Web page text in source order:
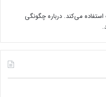
می‌کند. درباره چگونگی